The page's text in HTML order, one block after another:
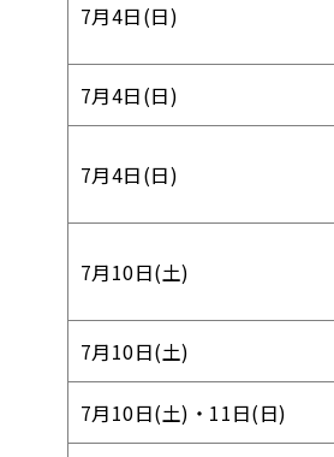
7月4日(日)
7月4日(日)
7月4日(日)
7月10日(土)
7月10日(土)
7月10日(土)・11日(日)